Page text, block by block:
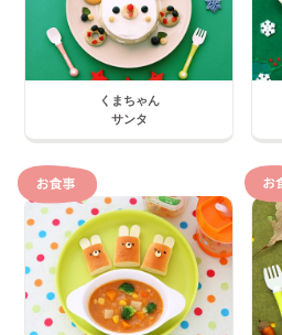
くまちゃん
サンタ